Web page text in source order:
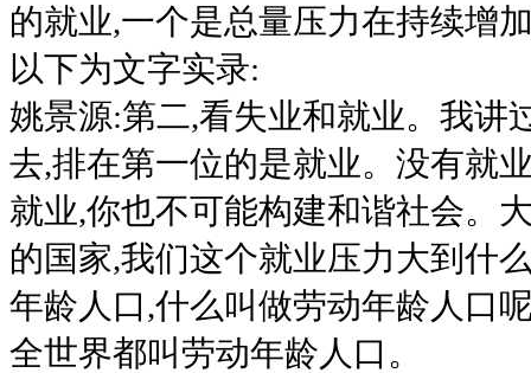
的就业,一个是总量压力在持续增
以下为文字实录:
姚景源:第二,看失业和就业。我讲
去,排在第一位的是就业。没有就
就业,你也不可能构建和谐社会。
的国家,我们这个就业压力大到什
年龄人口,什么叫做劳动年龄人口
全世界都叫劳动年龄人口。